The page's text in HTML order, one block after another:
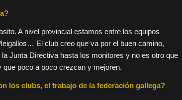
A nivel provincial estamos entre los equipos
El club creo que va por el buen camino,
Junta Directiva hasta los monitores y no es otro que
poco a poco crezcan y mejoren.
los clubs, el trabajo de la federación gallega?